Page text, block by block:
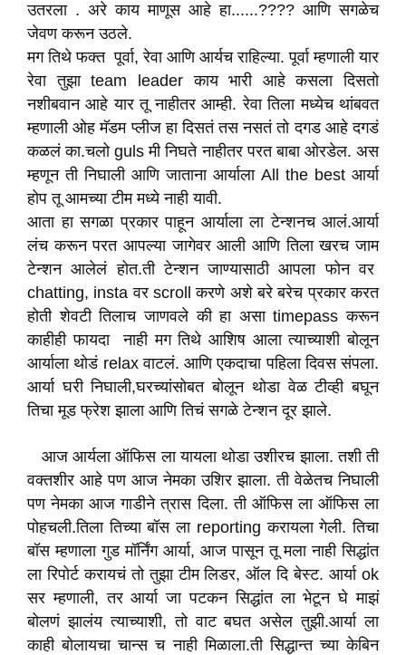
उतरला . अरे काय माणूस आहे हा......???? आणि सगळेच
जेवण करून उठले.
मग तिथे फक्त पूर्वा, रेवा आणि आर्यच राहिल्या. पूर्वा म्हणाली यार
रेवा तुझा team leader काय भारी आहे कसला दिसतो
नशीबवान आहे यार तू नाहीतर आम्ही. रेवा तिला मध्येच थांबवत
म्हणाली ओह मॅडम प्लीज हा दिसतं तस नसतं तो दगड आहे दगडं
कळलं का.चलो guls मी निघते नाहीतर परत बाबा ओरडेल. अस
म्हणून ती निघाली आणि जाताना आर्याला All the best आर्या
होप तू आमच्या टीम मध्ये नाही यावी.
आता हा सगळा प्रकार पाहून आर्याला ला टेन्शनच आलं.आर्या
लंच करून परत आपल्या जागेवर आली आणि तिला खरच जाम
टेन्शन आलेलं होत.ती टेन्शन जाण्यासाठी आपला फोन वर
chatting, insta वर scroll करणे अशे बरे बरेच प्रकार करत
होती शेवटी तिलाच जाणवले की हा असा timepass करून
काहीही फायदा नाही मग तिथे आशिष आला त्याच्याशी बोलून
आर्याला थोडं relax वाटलं. आणि एकदाचा पहिला दिवस संपला.
आर्या घरी निघाली,घरच्यांसोबत बोलून थोडा वेळ टीव्ही बघून
तिचा मूड फ्रेश झाला आणि तिचं सगळे टेन्शन दूर झाले.
आज आर्यला ऑफिस ला यायला थोडा उशीरच झाला. तशी ती
वक्तशीर आहे पण आज नेमका उशिर झाला. ती वेळेतच निघाली
पण नेमका आज गाडीने त्रास दिला. ती ऑफिस ला ऑफिस ला
पोहचली.तिला तिच्या बॉस ला reporting करायला गेली. तिचा
बॉस म्हणाला गुड मॉर्निंग आर्या, आज पासून तू मला नाही सिद्धांत
ला रिपोर्ट करायचं तो तुझा टीम लिडर, ऑल दि बेस्ट. आर्या ok
सर म्हणाली, तर आर्या जा पटकन सिद्धांत ला भेटून घे माझं
बोलणं झालंय त्याच्याशी, तो वाट बघत असेल तुझी.आर्या ला
काही बोलायचा चान्स च नाही मिळाला.ती सिद्धान्त च्या केबिन